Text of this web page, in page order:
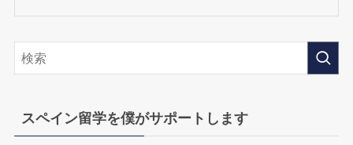
スペイン留学を僕がサポートします